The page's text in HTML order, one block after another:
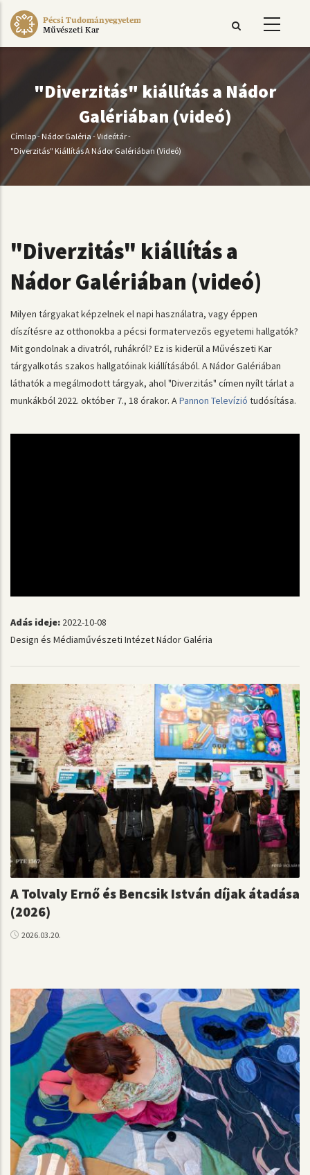
Ugrás
Pécsi Tudományegyetem
Művészeti Kar
"Diverzitás" kiállítás a Nádor
Galériában (videó)
Morzsa
Címlap-Nádor Galéria-Videótár-
"Diverzitás" Kiállítás A Nádor Galériában (videó)
"Diverzitás" kiállítás a
Nádor Galériában (videó)
Milyen tárgyakat képzelnek el napi használatra, vagy éppen
díszítésre az otthonokba a pécsi formatervezős egyetemi hallgatók?
Mit gondolnak a divatról, ruhákról? Ez is kiderül a Művészeti Kar
tárgyalkotás szakos hallgatóinak kiállításából. A Nádor Galériában
láthatók a megálmodott tárgyak, ahol "Diverzitás" címen nyílt tárlat a
munkákból 2022. október 7., 18 órakor. APannon Televízió tudósítása.
Adás ideje: 2022-10-08
Design és Médiaművészeti IntézetNádor Galéria
A Tolvaly Ernő és Bencsik István díjak átadása
(2026)
2026.03.20.